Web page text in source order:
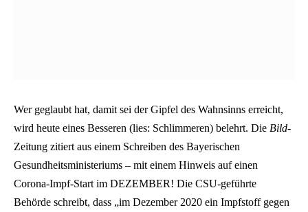
Wer geglaubt hat, damit sei der Gipfel des Wahnsinns erreicht,
wird heute eines Besseren (lies: Schlimmeren) belehrt. Die Bild-
Zeitung zitiert aus einem Schreiben des Bayerischen
Gesundheitsministeriums – mit einem Hinweis auf einen
Corona-Impf-Start im DEZEMBER! Die CSU-geführte
Behörde schreibt, dass „im Dezember 2020 ein Impfstoff gegen